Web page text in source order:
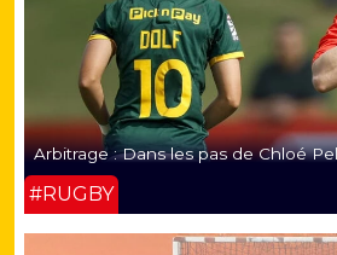
Arbitrage : Dans les pas de Chloé
#RUGBY